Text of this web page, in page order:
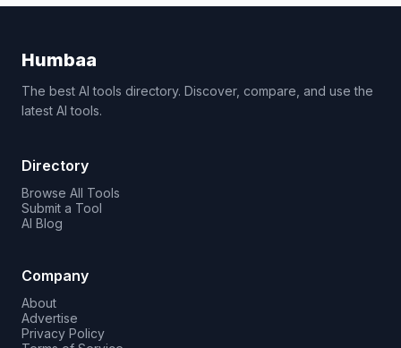
Humbaa
The best AI tools directory. Discover, compare, and use the
latest AI tools.
Directory
Browse All Tools
Submit a Tool
AI Blog
Company
About
Advertise
Privacy Policy